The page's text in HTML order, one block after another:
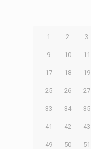
1 2 3
9 10 11
17 18 19
25 26 27
33 34 35
41 42 43
49 50 51